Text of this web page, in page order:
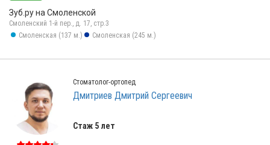
Зуб.ру на Смоленской
Смоленский 1-й пер., д. 17, стр.3
Смоленская (137 м.)
Смоленская (245 м.)
Стоматолог-ортопед
Дмитриев Дмитрий Сергеевич
Стаж 5 лет